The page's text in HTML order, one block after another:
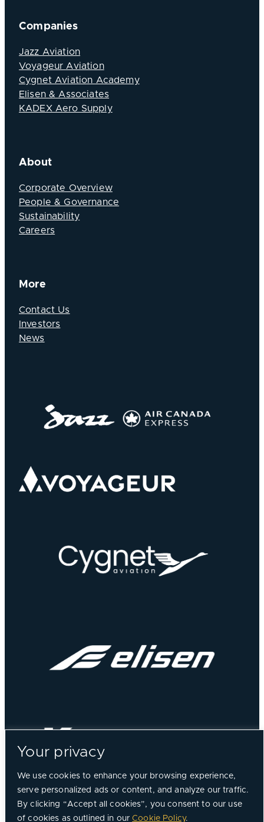
Your privacy
We use cookies to enhance your browsing experience,
serve personalized ads or content, and analyze our traffic.
By clicking “Accept all cookies”, you consent to our use
of cookies as outlined in ourCookie Policy.
Companies
Jazz Aviation
Voyageur Aviation
Cygnet Aviation Academy
Elisen & Associates
KADEX Aero Supply
About
Corporate Overview
People & Governance
Sustainability
Careers
More
Contact Us
Investors
News